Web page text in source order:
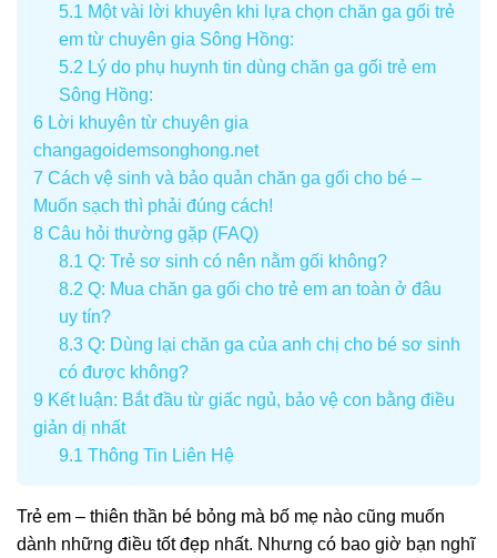
5.1 Một vài lời khuyên khi lựa chọn chăn ga gối trẻ
em từ chuyên gia Sông Hồng:
5.2 Lý do phụ huynh tin dùng chăn ga gối trẻ em
Sông Hồng:
6 Lời khuyên từ chuyên gia
changagoidemsonghong.net
7 Cách vệ sinh và bảo quản chăn ga gối cho bé –
Muốn sạch thì phải đúng cách!
8 Câu hỏi thường gặp (FAQ)
8.1 Q: Trẻ sơ sinh có nên nằm gối không?
8.2 Q: Mua chăn ga gối cho trẻ em an toàn ở đâu
uy tín?
8.3Q: Dùng lại chăn ga của anh chị cho bé sơ sinh
có được không?
9 Kết luận: Bắt đầu từ giấc ngủ, bảo vệ con bằng điều
giản dị nhất
9.1 Thông Tin Liên Hệ
Trẻ em – thiên thần bé bỏng mà bố mẹ nào cũng muốn
dành những điều tốt đẹp nhất. Nhưng có bao giờ bạn nghĩ